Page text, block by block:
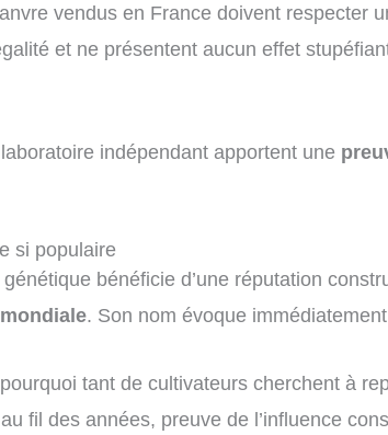
vendus en France doivent respecter
et ne présentent aucun effet
indépendant apportent une
si populaire
bénéficie d’une réputation
. Son nom évoque
tant de cultivateurs cherchent à
fil des années, preuve de l’influence